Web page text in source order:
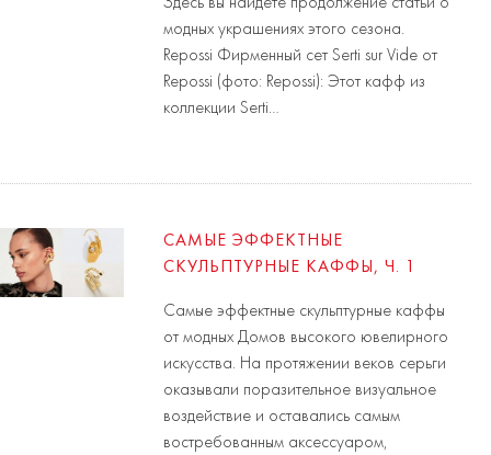
модных украшениях этого сезона.
Repossi Фирменный сет Serti sur Vide от
Repossi (фото: Repossi): Этот кафф из
коллекции Serti…
САМЫЕ ЭФФЕКТНЫЕ
СКУЛЬПТУРНЫЕ КАФФЫ, Ч. 1
Самые эффектные скульптурные каффы
от модных Домов высокого ювелирного
искусства. На протяжении веков серьги
оказывали поразительное визуальное
воздействие и оставались самым
востребованным аксессуаром,